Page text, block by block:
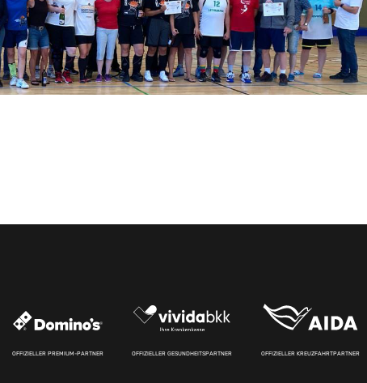
OFFIZIELLER PREMIUM-PARTNER OFFIZIELLER GESUNDHEITSPARTNER OFFIZIELLER KREUZFAHRTPARTNER